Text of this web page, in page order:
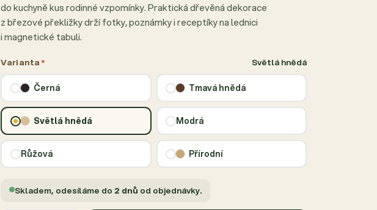
do kuchyně kus rodinné vzpomínky. Praktická dřevěná dekorace
z březové překližky drží fotky, poznámky i receptíky na lednici
i magnetické tabuli.
Varianta* Světlá hnědá
Černá Tmavá hnědá
Světlá hnědá Modrá
Růžová Přírodní
Skladem, odesíláme do 2 dnů od objednávky.